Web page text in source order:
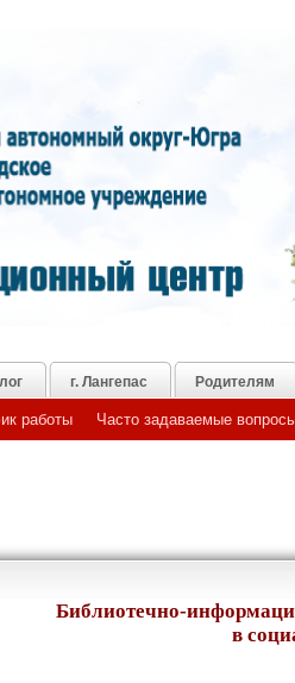
работы Часто задаваемые
г. Лангепас Родителям
Библиотечно-
в